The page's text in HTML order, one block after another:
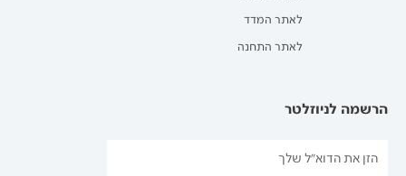
לאתר המדד
לאתר התחנה
הרשמה לניוזלטר